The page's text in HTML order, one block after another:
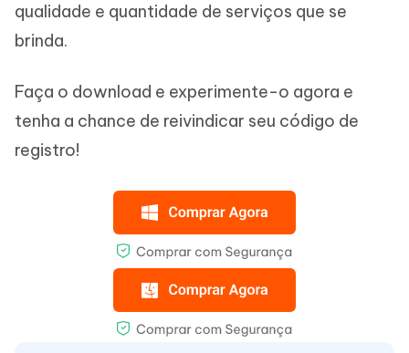
qualidade e quantidade de serviços que se
brinda.
Faça o download e experimente-o agora e
tenha a chance de reivindicar seu código de
registro!